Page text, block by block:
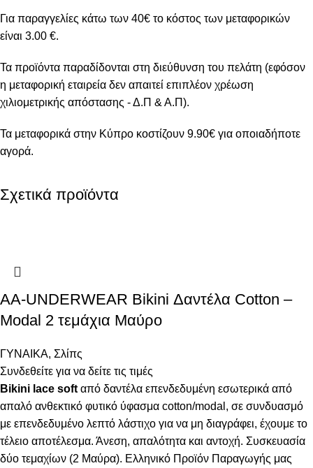
Για παραγγελίες κάτω των 40€ το κόστος των μεταφορικών
είναι 3.00 €.
Τα προϊόντα παραδίδονται στη διεύθυνση του πελάτη (εφόσον
η μεταφορική εταιρεία δεν απαιτεί επιπλέον χρέωση
χιλιομετρικής απόστασης - Δ.Π & Α.Π).
Τα μεταφορικά στην Κύπρο κοστίζουν 9.90€ για οποιαδήποτε
αγορά.
Σχετικά προϊόντα
AA-UNDERWEAR Bikini Δαντέλα Cotton –
Modal 2 τεμάχια Μαύρο
ΓΥΝΑΙΚΑ, Σλίπς
Συνδεθείτε για να δείτε τις τιμές
Bikini lace softαπό δαντέλα επενδεδυμένη εσωτερικά από
απαλό ανθεκτικό φυτικό ύφασμα cotton/modal, σε συνδυασμό
με επενδεδυμένο λεπτό λάστιχο για να μη διαγράφει, έχουμε το
τέλειο αποτέλεσμα. Άνεση, απαλότητα και αντοχή. Συσκευασία
δύο τεμαχίων (2 Μαύρα). Ελληνικό Προϊόν Παραγωγής μας